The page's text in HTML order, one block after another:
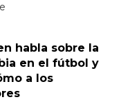
habla sobre la
en el fútbol y
a los